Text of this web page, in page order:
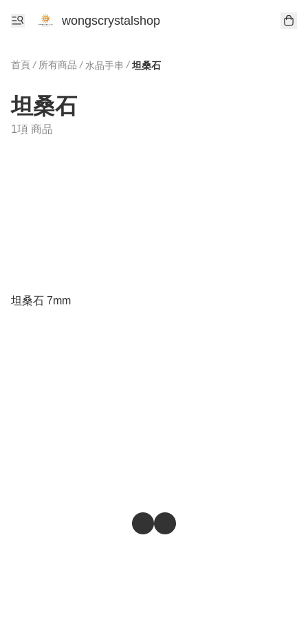
wongscrystalshop
首頁 / 所有商品 / 水晶手串 / 坦桑石
坦桑石
1項 商品
坦桑石 7mm